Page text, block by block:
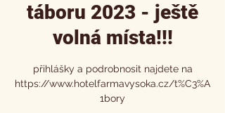
táboru 2023 - ještě
volná místa!!!
přihlášky a podrobnosit najdete na
https://www.hotelfarmavysoka.cz/t%C3%A
1bory